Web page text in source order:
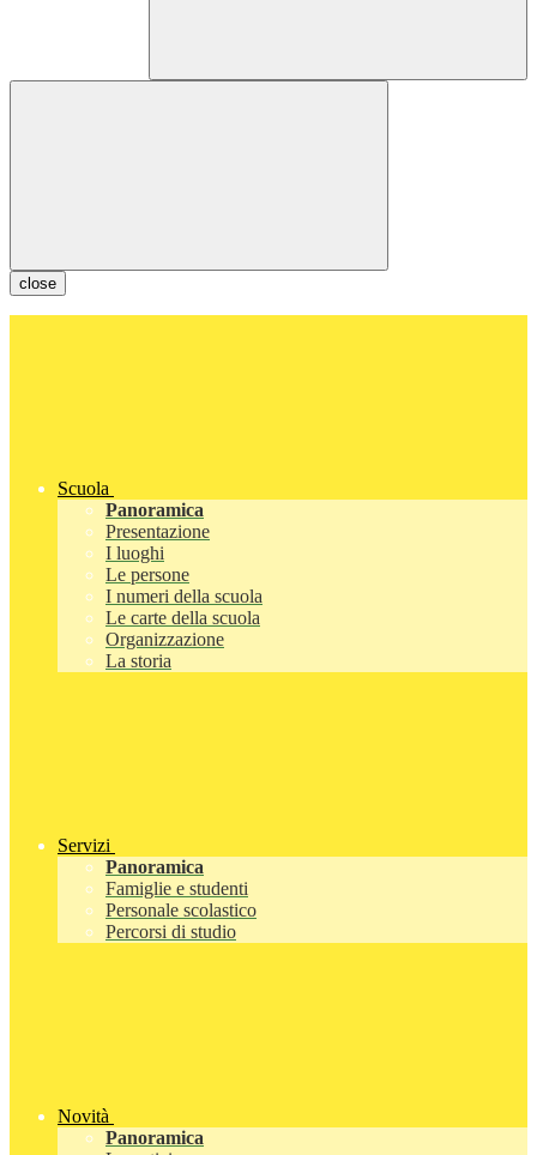
close
Scuola
Panoramica
Presentazione
I luoghi
Le persone
I numeri della scuola
Le carte della scuola
Organizzazione
La storia
Servizi
Panoramica
Famiglie e studenti
Personale scolastico
Percorsi di studio
Novità
Panoramica